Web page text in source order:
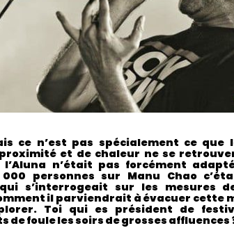
ce n’est pas spécialement ce que
et de chaleur ne se
l’Aluna n’était pas forcément
000 personnes sur Manu Chao
s’interrogeait sur les mesures
il parviendrait à évacuer cette
Toi qui es président de
de foule les soirs de grosses affluences